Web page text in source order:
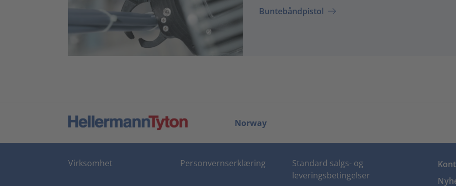
Buntebåndpistol
Norway
Virksomhet Personvernserklæring
Standard salgs- og
leveringsbetingelser